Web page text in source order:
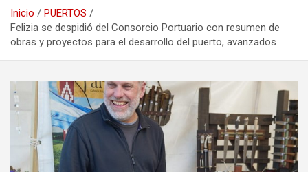
Inicio
PUERTOS
Felizia se despidió del Consorcio Portuario con resumen de
obras y proyectos para el desarrollo del puerto, avanzados